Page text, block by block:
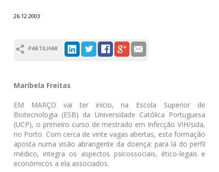
26.12.2003
PARTILHAR
Maribela Freitas
EM MARÇO vai ter início, na Escola Superior de
Biotecnologia (ESB) da Universidade Católica Portuguesa
(UCP), o primeiro curso de mestrado em Infecção VIH/sida,
no Porto. Com cerca de vinte vagas abertas, esta formação
aposta numa visão abrangente da doença: para lá do perfil
médico, integra os aspectos psicossociais, ético-legais e
económicos a ela associados.